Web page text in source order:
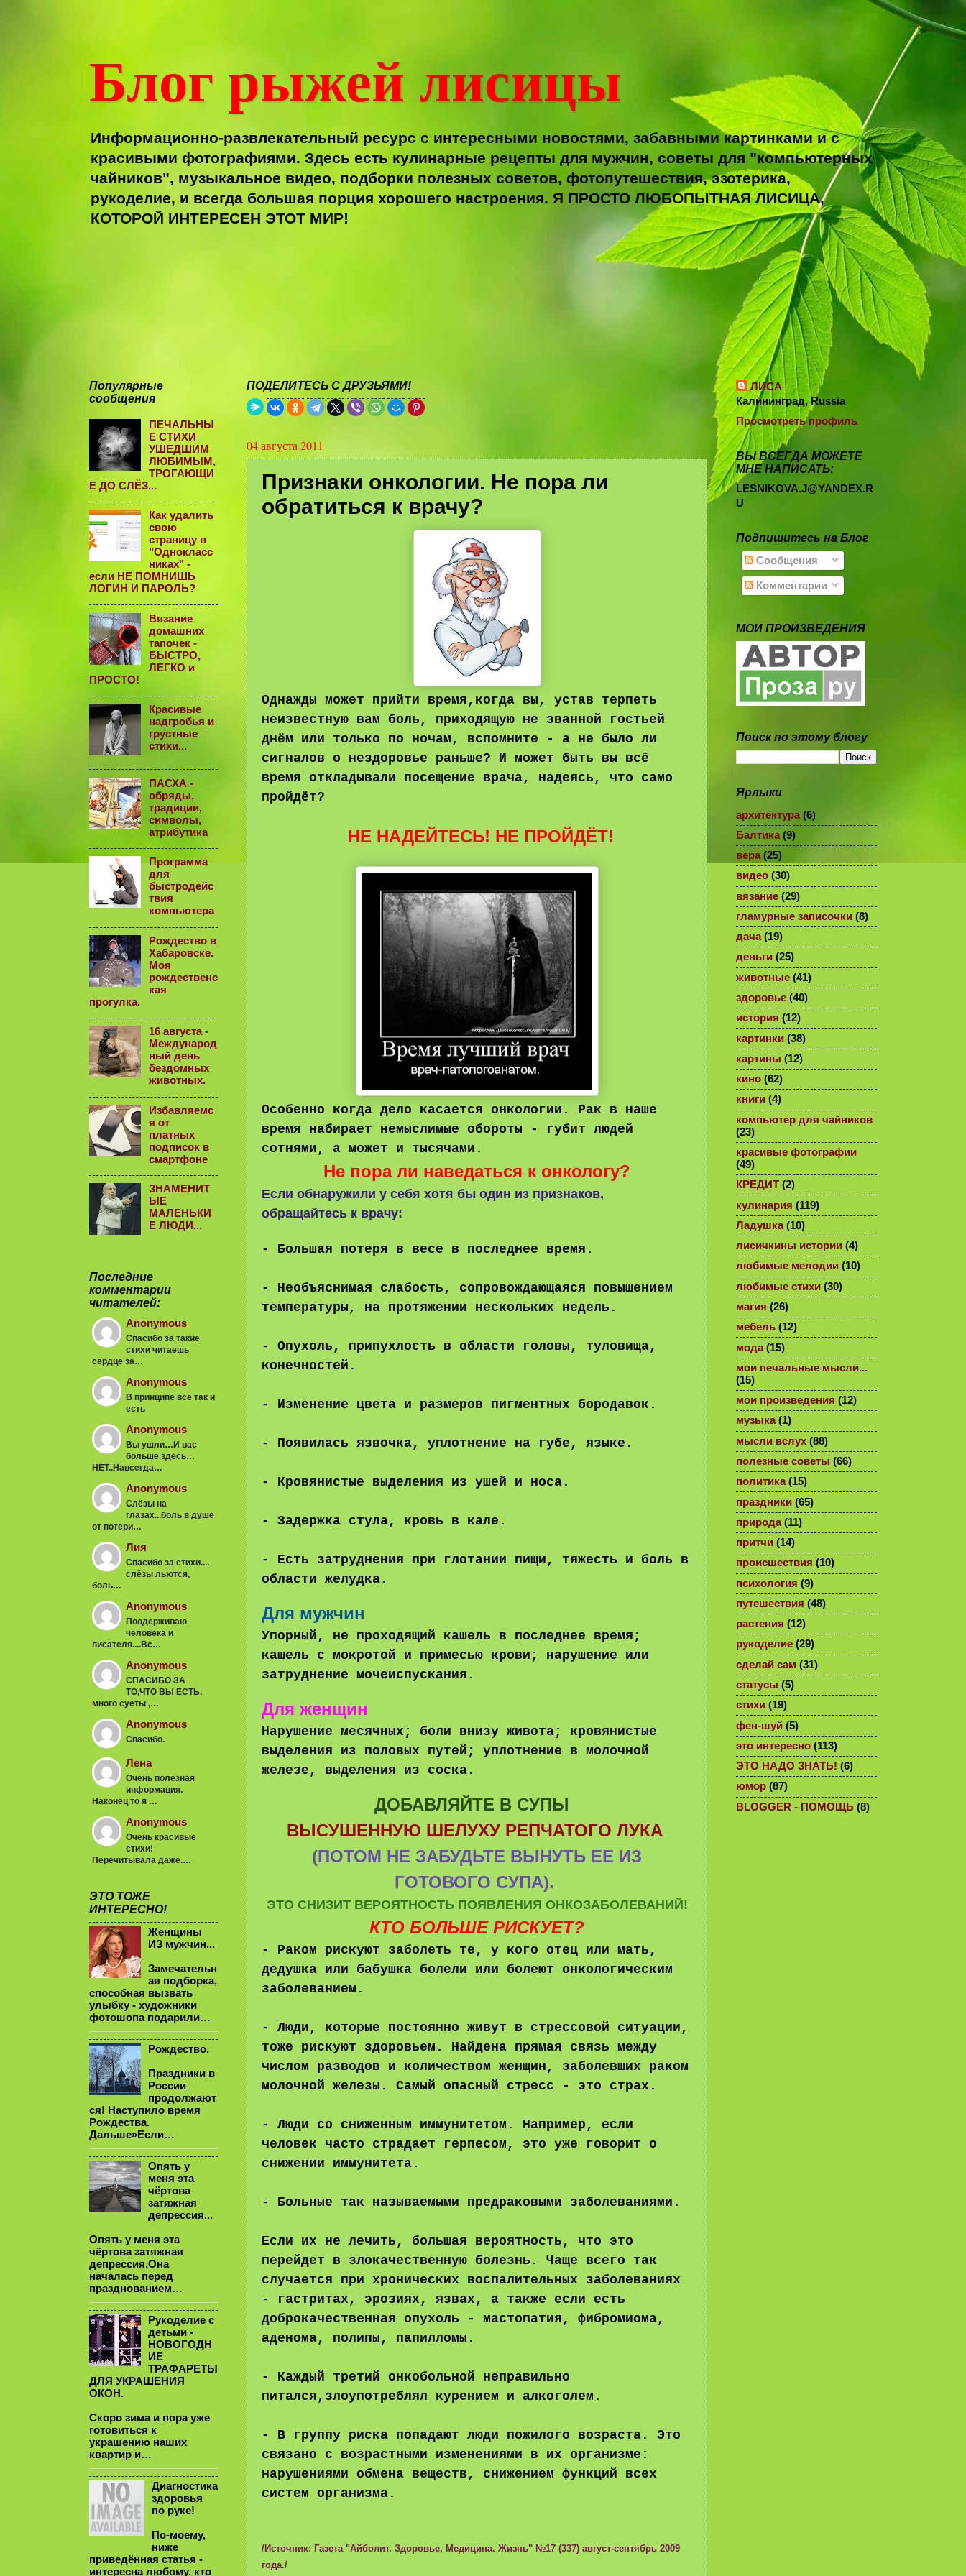
Блог рыжей лисицы
Информационно-развлекательный ресурс с интересными новостями, забавными картинками и с
красивыми фотографиями. Здесь есть кулинарные рецепты для мужчин, советы для "компьютерных
чайников", музыкальное видео, подборки полезных советов, фотопутешествия, эзотерика,
рукоделие, и всегда большая порция хорошего настроения. Я ПРОСТО ЛЮБОПЫТНАЯ ЛИСИЦА,
КОТОРОЙ ИНТЕРЕСЕН ЭТОТ МИР!
ПОДЕЛИТЕСЬ С ДРУЗЬЯМИ!
04 августа 2011
Признаки онкологии. Не пора ли
обратиться к врачу?
Однажды может прийти время,когда вы, устав терпеть
неизвестную вам боль, приходящую не званной гостьей
днём или только по ночам, вспомните - а не было ли
сигналов о нездоровье раньше? И может быть вы всё
время откладывали посещение врача, надеясь, что само
пройдёт?
НЕ НАДЕЙТЕСЬ! НЕ ПРОЙДЁТ!
Особенно когда дело касается онкологии. Рак в наше
время набирает немыслимые обороты - губит людей
сотнями, а может и тысячами.
Не пора ли наведаться к онкологу?
Если обнаружили у себя хотя бы один из признаков,
обращайтесь к врачу:
- Большая потеря в весе в последнее время.
- Необъяснимая слабость, сопровождающаяся повышением
температуры, на протяжении нескольких недель.
- Опухоль, припухлость в области головы, туловища,
конечностей.
- Изменение цвета и размеров пигментных бородавок.
- Появилась язвочка, уплотнение на губе, языке.
- Кровянистые выделения из ушей и носа.
- Задержка стула, кровь в кале.
- Есть затруднения при глотании пищи, тяжесть и боль в
области желудка.
Для мужчин
Упорный, не проходящий кашель в последнее время;
кашель с мокротой и примесью крови; нарушение или
затруднение мочеиспускания.
Для женщин
Нарушение месячных; боли внизу живота; кровянистые
выделения из половых путей; уплотнение в молочной
железе, выделения из соска.
ДОБАВЛЯЙТЕ В СУПЫ
ВЫСУШЕННУЮ ШЕЛУХУ РЕПЧАТОГО ЛУКА
(ПОТОМ НЕ ЗАБУДЬТЕ ВЫНУТЬ ЕЕ ИЗ
ГОТОВОГО СУПА).
ЭТО СНИЗИТ ВЕРОЯТНОСТЬ ПОЯВЛЕНИЯ ОНКОЗАБОЛЕВАНИЙ!
КТО БОЛЬШЕ РИСКУЕТ?
- Раком рискуют заболеть те, у кого отец или мать,
дедушка или бабушка болели или болеют онкологическим
заболеванием.
- Люди, которые постоянно живут в стрессовой ситуации,
тоже рискуют здоровьем. Найдена прямая связь между
числом разводов и количеством женщин, заболевших раком
молочной железы. Самый опасный стресс - это страх.
- Люди со сниженным иммунитетом. Например, если
человек часто страдает герпесом, это уже говорит о
снижении иммунитета.
- Больные так называемыми предраковыми заболеваниями.
Если их не лечить, большая вероятность, что это
перейдет в злокачественную болезнь. Чаще всего так
случается при хронических воспалительных заболеваниях
- гастритах, эрозиях, язвах, а также если есть
доброкачественная опухоль - мастопатия, фибромиома,
аденома, полипы, папилломы.
- Каждый третий онкобольной неправильно
питался,злоупотреблял курением и алкоголем.
- В группу риска попадают люди пожилого возраста. Это
связано с возрастными изменениями в их организме:
нарушениями обмена веществ, снижением функций всех
систем организма.
/Источник: Газета "Айболит. Здоровье. Медицина. Жизнь" №17 (337) август-сентябрь 2009
года./
Популярные
сообщения
ПЕЧАЛЬНЫ
Е СТИХИ
УШЕДШИМ
ЛЮБИМЫМ,
ТРОГАЮЩИ
Е ДО СЛЁЗ...
Как удалить
свою
страницу в
"Однокласс
никах" -
если НЕ ПОМНИШЬ
ЛОГИН И ПАРОЛЬ?
Вязание
домашних
тапочек -
БЫСТРО,
ЛЕГКО и
ПРОСТО!
Красивые
надгробья и
грустные
стихи...
ПАСХА -
обряды,
традиции,
символы,
атрибутика
Программа
для
быстродейс
твия
компьютера
Рождество в
Хабаровске.
Моя
рождественс
кая
прогулка.
16 августа -
Международ
ный день
бездомных
животных.
Избавляемс
я от
платных
подписок в
смартфоне
ЗНАМЕНИТ
ЫЕ
МАЛЕНЬКИ
Е ЛЮДИ...
Последние
комментарии
читателей:
Anonymous
Спасибо за такие
стихи читаешь
сердце за…
Anonymous
В принципе всё так и
есть
Anonymous
Вы ушли…И вас
больше здесь…
НЕТ..Навсегда…
Anonymous
Слёзы на
глазах...боль в душе
от потери…
Лия
Спасибо за стихи....
слёзы льются,
боль…
Anonymous
Поодерживаю
человека и
писателя....Вс…
Anonymous
СПАСИБО ЗА
ТО,ЧТО ВЫ ЕСТЬ.
много суеты ,…
Anonymous
Спасибо.
Лена
Очень полезная
информация.
Наконец то я …
Anonymous
Очень красивые
стихи!
Перечитывала даже.…
ЭТО ТОЖЕ
ИНТЕРЕСНО!
Женщины
ИЗ мужчин...
Замечательн
ая подборка,
способная вызвать
улыбку - художники
фотошопа подарили…
Рождество.
Праздники в
России
продолжают
ся! Наступило время
Рождества.
Дальше»Если…
Опять у
меня эта
чёртова
затяжная
депрессия...
Опять у меня эта
чёртова затяжная
депрессия.Она
началась перед
празднованием…
Рукоделие с
детьми -
НОВОГОДН
ИЕ
ТРАФАРЕТЫ
ДЛЯ УКРАШЕНИЯ
ОКОН.
Скоро зима и пора уже
готовиться к
украшению наших
квартир и…
Диагностика
здоровья
по руке!
По-моему,
ниже
приведённая статья -
интересна любому, кто
ЛИСА
Калининград, Russia
Просмотреть профиль
ВЫ ВСЕГДА МОЖЕТЕ
МНЕ НАПИСАТЬ:
LESNIKOVA.J@YANDEX.R
U
Подпишитесь на Блог
Сообщения
Комментарии
МОИ ПРОИЗВЕДЕНИЯ
Поиск по этому блогу
Ярлыки
архитектура (6)
Балтика (9)
вера (25)
видео (30)
вязание (29)
гламурные записочки (8)
дача (19)
деньги (25)
животные (41)
здоровье (40)
история (12)
картинки (38)
картины (12)
кино (62)
книги (4)
компьютер для чайников
(23)
красивые фотографии
(49)
КРЕДИТ (2)
кулинария (119)
Ладушка (10)
лисичкины истории (4)
любимые мелодии (10)
любимые стихи (30)
магия (26)
мебель (12)
мода (15)
мои печальные мысли...
(15)
мои произведения (12)
музыка (1)
мысли вслух (88)
полезные советы (66)
политика (15)
праздники (65)
природа (11)
притчи (14)
происшествия (10)
психология (9)
путешествия (48)
растения (12)
рукоделие (29)
сделай сам (31)
статусы (5)
стихи (19)
фен-шуй (5)
это интересно (113)
ЭТО НАДО ЗНАТЬ! (6)
юмор (87)
BLOGGER - ПОМОЩЬ (8)